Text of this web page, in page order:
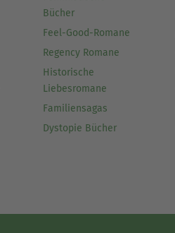
Bücher
Feel-Good-Romane
Regency Romane
Historische
Liebesromane
Familiensagas
Dystopie Bücher